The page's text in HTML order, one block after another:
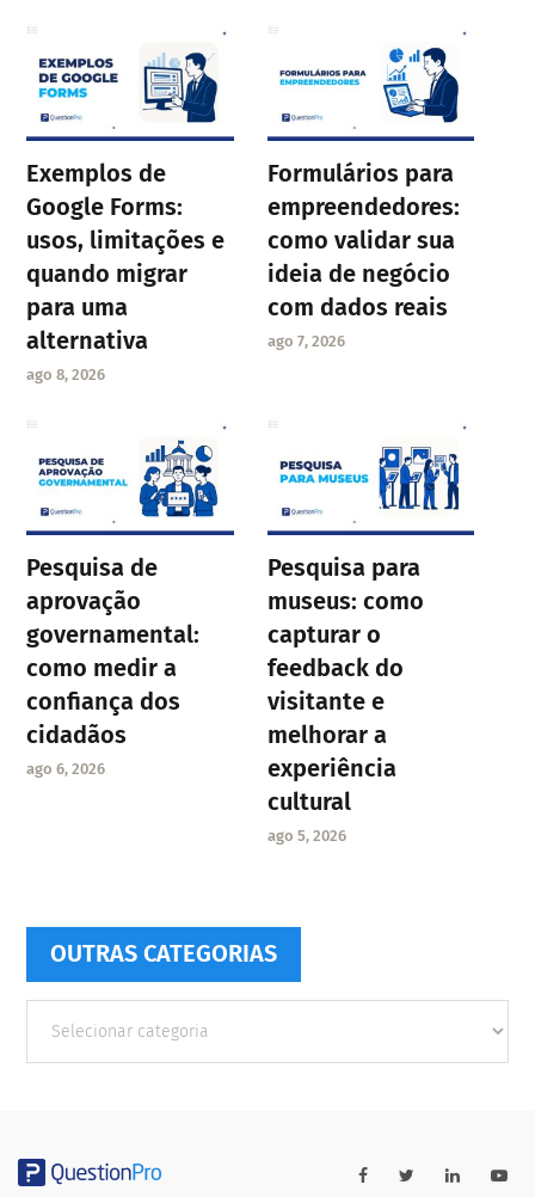
Exemplos de
Google Forms:
usos, limitações e
quando migrar
para uma
alternativa
ago 8, 2026
Formulários para
empreendedores:
como validar sua
ideia de negócio
com dados reais
ago 7, 2026
Pesquisa de
aprovação
governamental:
como medir a
confiança dos
cidadãos
ago 6, 2026
Pesquisa para
museus: como
capturar o
feedback do
visitante e
melhorar a
experiência
cultural
ago 5, 2026
OUTRAS CATEGORIAS
Categorias